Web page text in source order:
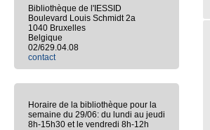
Bibliothèque de l'IESSID
Boulevard Louis Schmidt 2a
1040 Bruxelles
Belgique
02/629.04.08
contact
Horaire de la bibliothèque pour la
semaine du 29/06: du lundi au jeudi
8h-15h30 et le vendredi 8h-12h